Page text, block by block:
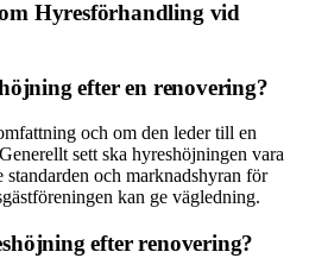
Hyresförhandling vid
efter en renovering?
och om den leder till en
sett ska hyreshöjningen vara
och marknadshyran för
kan ge vägledning.
efter renovering?